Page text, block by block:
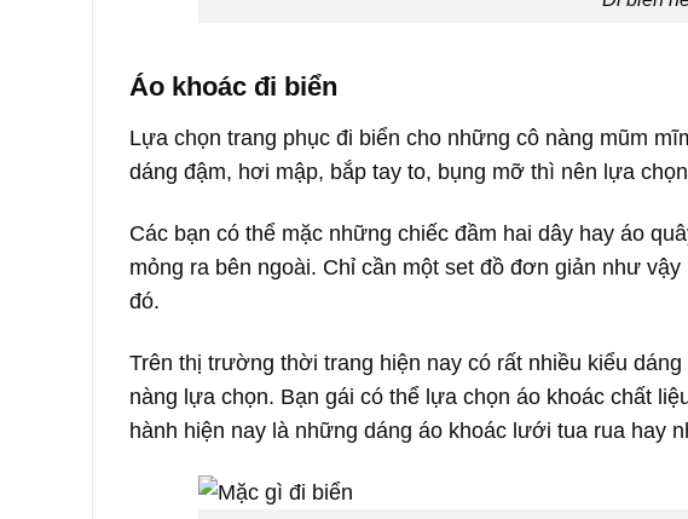
Áo khoác đi biển
Lựa chọn trang phục đi biển cho những cô nàng mũm
dáng đậm, hơi mập, bắp tay to, bụng mỡ thì nên lựa
Các bạn có thể mặc những chiếc đầm hai dây hay áo
mỏng ra bên ngoài. Chỉ cần một set đồ đơn giản như
đó.
Trên thị trường thời trang hiện nay có rất nhiều kiểu
nàng lựa chọn. Bạn gái có thể lựa chọn áo khoác chất
hành hiện nay là những dáng áo khoác lưới tua rua hay